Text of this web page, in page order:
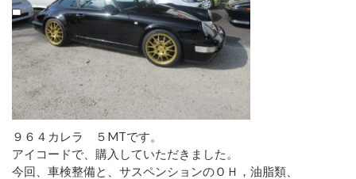
９６４カレラ ５MTです。
アイコードで、購入していただきました。
今回、車検整備と、サスペンションのＯＨ，油脂類、